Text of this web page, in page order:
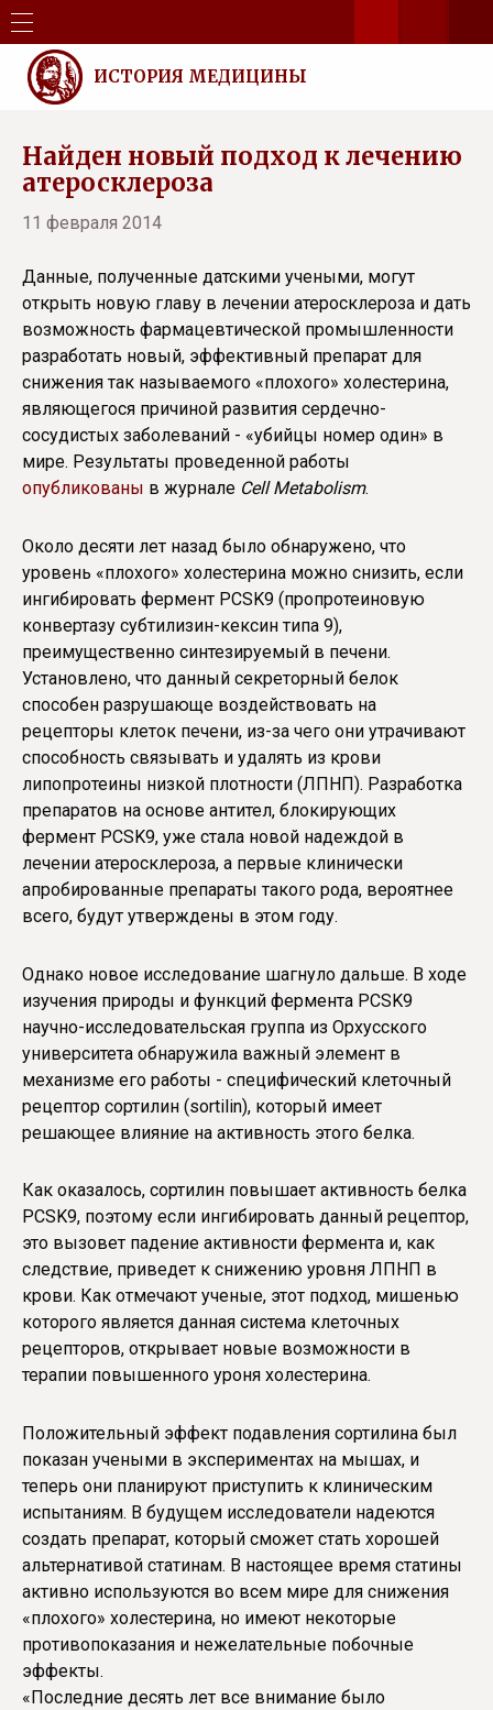
ИСТОРИЯ МЕДИЦИНЫ
Найден новый подход к лечению
атеросклероза
11 февраля 2014
Данные, полученные датскими учеными, могут
открыть новую главу в лечении атеросклероза и дать
возможность фармацевтической промышленности
разработать новый, эффективный препарат для
снижения так называемого «плохого» холестерина,
являющегося причиной развития сердечно-
сосудистых заболеваний - «убийцы номер один» в
мире. Результаты проведенной работы
опубликованы в журнале Cell Metabolism.
Около десяти лет назад было обнаружено, что
уровень «плохого» холестерина можно снизить, если
ингибировать фермент PCSK9 (пропротеиновую
конвертазу субтилизин-кексин типа 9),
преимущественно синтезируемый в печени.
Установлено, что данный секреторный белок
способен разрушающе воздействовать на
рецепторы клеток печени, из-за чего они утрачивают
способность связывать и удалять из крови
липопротеины низкой плотности (ЛПНП). Разработка
препаратов на основе антител, блокирующих
фермент PCSK9, уже стала новой надеждой в
лечении атеросклероза, а первые клинически
апробированные препараты такого рода, вероятнее
всего, будут утверждены в этом году.
Однако новое исследование шагнуло дальше. В ходе
изучения природы и функций фермента PCSK9
научно-исследовательская группа из Орхусского
университета обнаружила важный элемент в
механизме его работы - специфический клеточный
рецептор сортилин (sortilin), который имеет
решающее влияние на активность этого белка.
Как оказалось, сортилин повышает активность белка
PCSK9, поэтому если ингибировать данный рецептор,
это вызовет падение активности фермента и, как
следствие, приведет к снижению уровня ЛПНП в
крови. Как отмечают ученые, этот подход, мишенью
которого является данная система клеточных
рецепторов, открывает новые возможности в
терапии повышенного уроня холестерина.
Положительный эффект подавления сортилина был
показан учеными в экспериментах на мышах, и
теперь они планируют приступить к клиническим
испытаниям. В будущем исследователи надеются
создать препарат, который сможет стать хорошей
альтернативой статинам. В настоящее время статины
активно используются во всем мире для снижения
«плохого» холестерина, но имеют некоторые
противопоказания и нежелательные побочные
эффекты.
«Последние десять лет все внимание было